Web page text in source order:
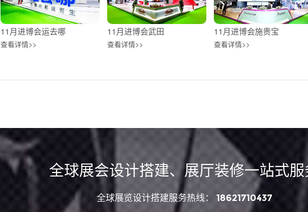
11月进博会运去哪
查看详情>>
11月进博会武田
查看详情>>
11月进博会施贵宝
查看详情>>
全球展会设计搭建、展厅装修一站式
全球展览设计搭建服务热线： 18621710437